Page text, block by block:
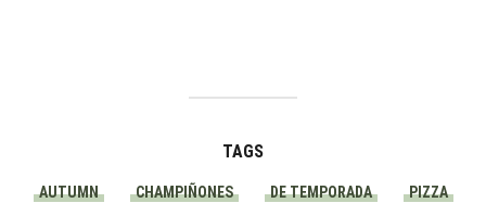
TAGS
AUTUMN CHAMPIÑONES DE TEMPORADA
PIZZA